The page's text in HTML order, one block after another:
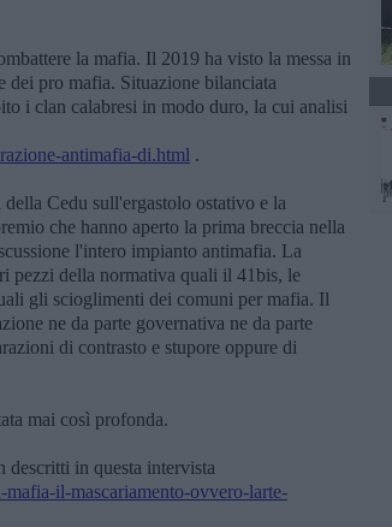
la mafia. Il 2019 ha visto la messa in
dei pro mafia. Situazione bilanciata
i clan calabresi in modo duro, la cui analisi
antimafia-di.html .
Cedu sull'ergastolo ostativo e la
che hanno aperto la prima breccia nella
l'intero impianto antimafia. La
pezzi della normativa quali il 41bis, le
gli scioglimenti dei comuni per mafia. Il
ne da parte governativa ne da parte
di contrasto e stupore oppure di
mai così profonda.
descritti in questa intervista
il-mascariamento-ovvero-larte-